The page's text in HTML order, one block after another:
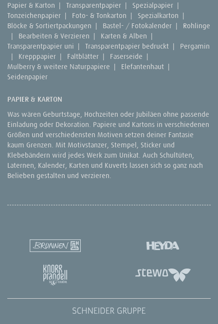
Papier & Karton | Transparentpapier | Spezialpapier |
Tonzeichenpapier | Foto- & Tonkarton | Spezialkarton |
Blöcke & Sortiertpackungen | Bastel- / Fotokalender |
Rohlinge
|
Bearbeiten & Verzieren | Karten & Alben |
Transparentpapier uni | Transparentpapier bedruckt |
Pergamin
|
Krepppapier | Faltblätter | Faserseide |
Mulberry & weitere Naturpapiere | Elefantenhaut |
Seidenpapier
PAPIER & KARTON
Was wären Geburtstage, Hochzeiten oder Jubiläen ohne passende
Einladung oder Dekoration. Papiere und Kartons in verschiedenen
Größen und verschiedensten Motiven setzen deiner Fantasie
kaum Grenzen. Mit Motivstanzer, Stempel, Sticker und
Klebebändern wird jedes Werk zum Unikat. Auch Schultüten,
Laternen, Kalender, Karten und Kuverts lassen sich so ganz nach
Belieben gestalten und verzieren.